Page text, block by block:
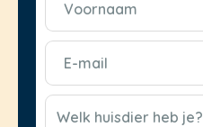
(Vereist)
E-
mail
(Vereist)
CAPTCHA
Welk huisdier heb je?